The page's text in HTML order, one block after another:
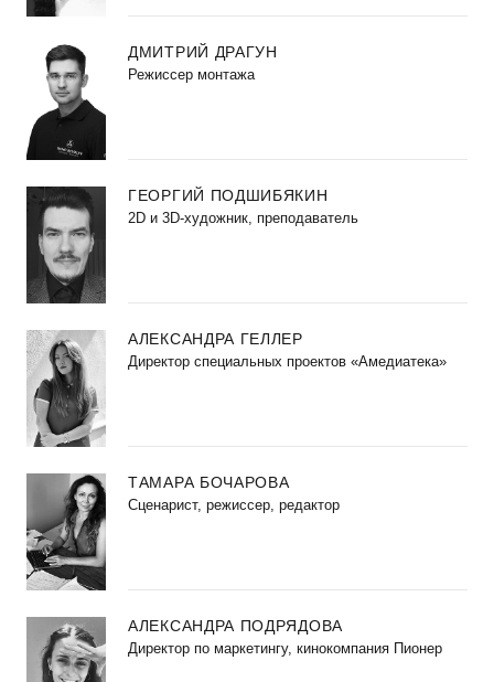
ДМИТРИЙ ДРАГУН
Режиссер монтажа
ГЕОРГИЙ ПОДШИБЯКИН
2D и 3D-художник, преподаватель
АЛЕКСАНДРА ГЕЛЛЕР
Директор специальных проектов «Амедиатека»
ТАМАРА БОЧАРОВА
Сценарист, режиссер, редактор
АЛЕКСАНДРА ПОДРЯДОВА
Директор по маркетингу, кинокомпания Пионер